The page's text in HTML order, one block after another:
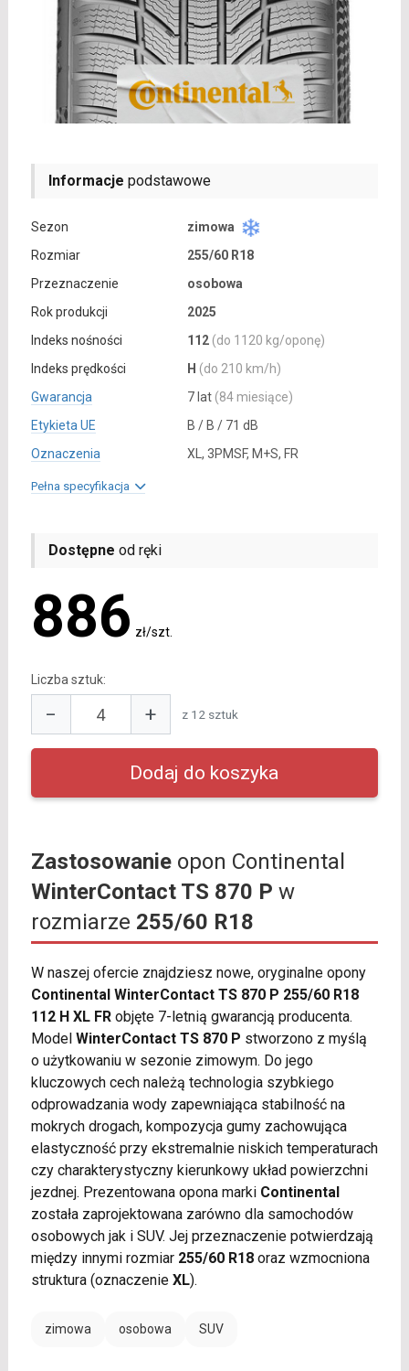
Informacje podstawowe
Sezon
zimowa
Rozmiar
255/60 R18
Przeznaczenie
osobowa
Rok produkcji
2025
Indeks nośności
112 (do 1120 kg/oponę)
Indeks prędkości
H (do 210 km/h)
Gwarancja
7 lat (84 miesiące)
Etykieta UE
B / B / 71 dB
Oznaczenia
XL, 3PMSF, M+S, FR
Pełna specyfikacja
Dostępne od ręki
886 zł/szt.
Liczba sztuk:
− + z 12 sztuk
Zastosowanieopon Continental
WinterContact TS 870 P w
rozmiarze 255/60 R18
W naszej ofercie znajdziesz nowe, oryginalne opony
Continental WinterContact TS 870 P 255/60 R18
112 H XL FRobjęte 7-letnią gwarancją producenta.
Model WinterContact TS 870 P stworzono z myślą
o użytkowaniu w sezonie zimowym. Do jego
kluczowych cech należą technologia szybkiego
odprowadzania wody zapewniająca stabilność na
mokrych drogach, kompozycja gumy zachowująca
elastyczność przy ekstremalnie niskich temperaturach
czy charakterystyczny kierunkowy układ powierzchni
jezdnej. Prezentowana opona marki Continental
została zaprojektowana zarówno dla samochodów
osobowych jak i SUV. Jej przeznaczenie potwierdzają
między innymi rozmiar 255/60 R18oraz wzmocniona
struktura (oznaczenie XL).
zimowa osobowa SUV